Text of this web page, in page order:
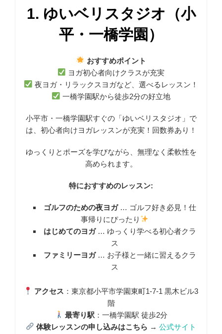
1. ゆいベリスタジオ（小
平・一橋学園）
おすすめポイント
ヨガ初心者向けクラスが充実
夜ヨガ・リラックスヨガなど、選べるレッスン！
一橋学園駅から徒歩2分の好立地
小平市・一橋学園駅すぐの「ゆいベリスタジオ」で
は、初心者向けヨガレッスンが充実！回数券あり！
ゆっくりとポーズを学びながら、無理なく柔軟性を
高められます。
特におすすめのレッスン:
ゴルフのための夜ヨガ… ゴルフ好き必見！仕
事帰りにぴったり
はじめてのヨガ… ゆっくり学べる初心者クラ
ス
ファミリーヨガ… お子様と一緒に習えるクラ
ス
アクセス ：東京都小平市学園東町1-7-1 黒木ビル3
階
最寄り駅 ：一橋学園駅 徒歩2分
体験レッスンの申し込みはこちら →公式サイト